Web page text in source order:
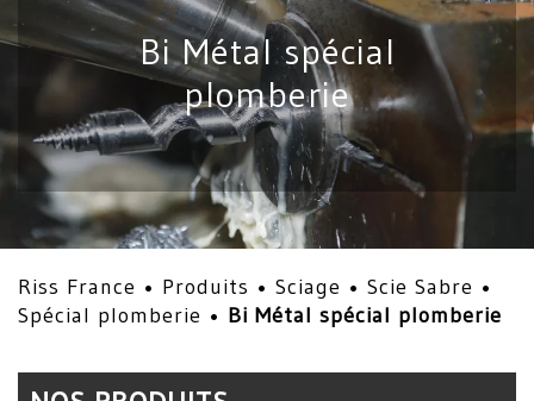
Bi Métal spécial
plomberie
Riss France • Produits • Sciage • Scie Sabre •
Spécial plomberie • Bi Métal spécial plomberie